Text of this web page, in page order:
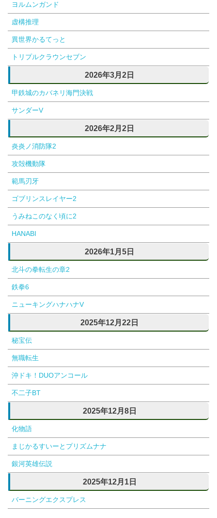
ヨルムンガンド
虚構推理
異世界かるてっと
トリプルクラウンセブン
2026年3月2日
甲鉄城のカバネリ海門決戦
サンダーV
2026年2月2日
炎炎ノ消防隊2
攻殻機動隊
範馬刃牙
ゴブリンスレイヤー2
うみねこのなく頃に2
HANABI
2026年1月5日
北斗の拳転生の章2
鉄拳6
ニューキングハナハナV
2025年12月22日
秘宝伝
無職転生
沖ドキ！DUOアンコール
不二子BT
2025年12月8日
化物語
まじかるすいーとプリズムナナ
銀河英雄伝説
2025年12月1日
バーニングエクスプレス